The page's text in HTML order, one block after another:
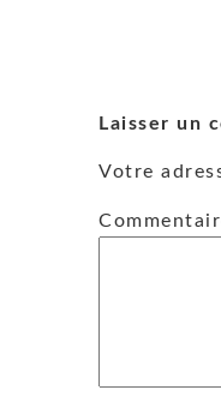
Laisser un
Votre